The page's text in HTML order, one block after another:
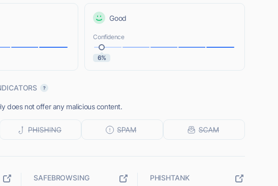
Good
Confidence
6%
does not offer any malicious content.
SAFEBROWSING PHISHTANK